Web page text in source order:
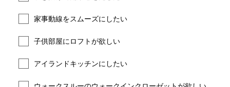
家事動線をスムーズにしたい
子供部屋にロフトが欲しい
アイランドキッチンにしたい